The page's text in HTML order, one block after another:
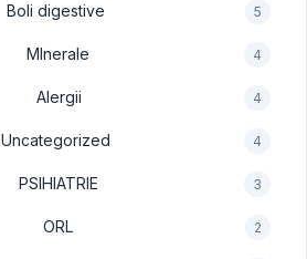
Boli digestive 5
MInerale 4
Alergii 4
Uncategorized 4
PSIHIATRIE 3
ORL 2